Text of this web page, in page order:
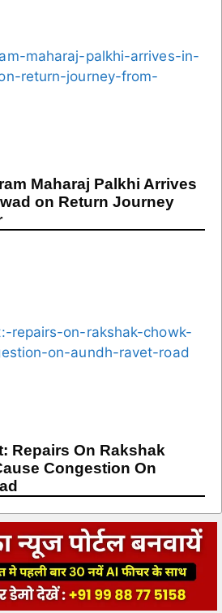
Maharaj Palkhi Arrives
on Return Journey
Repairs On Rakshak
Congestion On